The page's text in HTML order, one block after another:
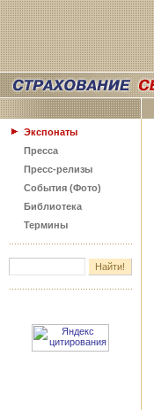
Экспонаты
Пресса
Пресс-релизы
События (Фото)
Библиотека
Термины